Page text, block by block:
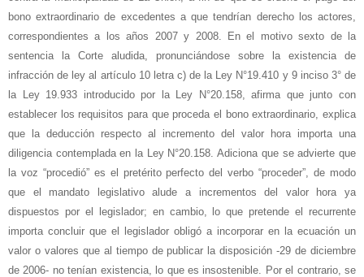
bono extraordinario de excedentes a que tendrían derecho los actores,
correspondientes a los años 2007 y 2008. En el motivo sexto de la
sentencia la Corte aludida, pronunciándose sobre la existencia de
infracción de ley al artículo 10 letra c) de la Ley N°19.410 y 9 inciso 3° de
la Ley 19.933 introducido por la Ley N°20.158, afirma que junto con
establecer los requisitos para que proceda el bono extraordinario, explica
que la deducción respecto al incremento del valor hora importa una
diligencia contemplada en la Ley N°20.158. Adiciona que se advierte que
la voz “procedió” es el pretérito perfecto del verbo “proceder”, de modo
que el mandato legislativo alude a incrementos del valor hora ya
dispuestos por el legislador; en cambio, lo que pretende el recurrente
importa concluir que el legislador obligó a incorporar en la ecuación un
valor o valores que al tiempo de publicar la disposición -29 de diciembre
de 2006- no tenían existencia, lo que es insostenible. Por el contrario, se